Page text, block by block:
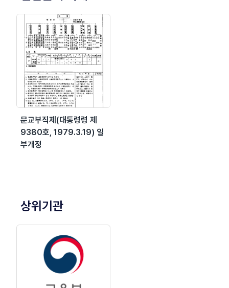
문교부직제(대통령령 제
9380호, 1979.3.19) 일
부개정
상위기관